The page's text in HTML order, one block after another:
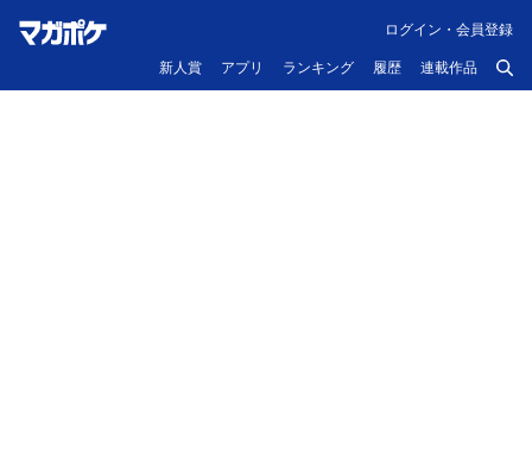
新人賞 アプリ ランキング 履歴 連載作品
ログイン・会員登録